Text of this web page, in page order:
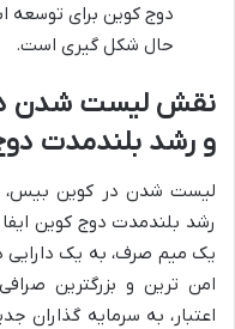
دوج کوین برای توسعه
حال شکل گیری است.
نقش لیست شدن
و رشد بلندمدت
لیست شدن در کوین بیس،
رشد بلندمدت دوج کوین ایفا
یک میم صرف، به یک دارایی
امن ترین و بزرگترین
اعتبار، به سرمایه گذاران